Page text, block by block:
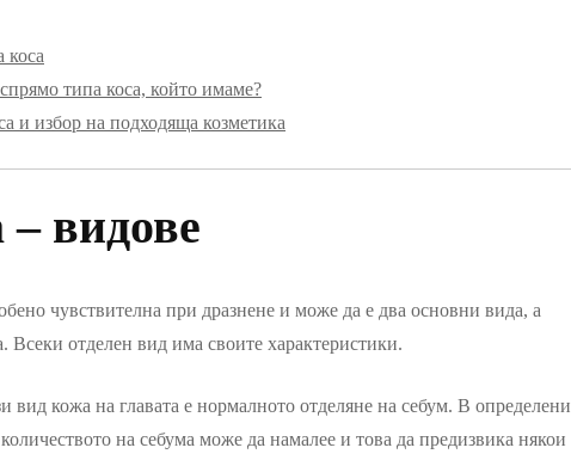
коса
типа коса, който имаме?
и избор на подходяща козметика
видове
чувствителна при дразнене и може да е два основни вида, а
отделен вид има своите характеристики.
вид кожа на главата е нормалното отделяне на себум. В определени
на себума може да намалее и това да предизвика някои